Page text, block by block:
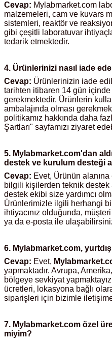
(Orbital Shaker)
(Lineer Shaker)
Kabinleri
Kapları
Buz Yapma Makineleri
Sıvıları
Hunileri
Cevap: Mylabmarket.com
malzemeleri, cam ve kuvars
sistemleri, reaktör ve
gibi çeşitli laboratuvar
tedarik etmektedir.
4. Ürünlerinizi nasıl iade
Cevap: Ürünlerinizin iade
tarihten itibaren 14 gün
gerekmektedir. Ürünlerin
ambalajında olması
politikamız hakkında daha
Şartları" sayfamızı ziyaret
5. Mylabmarket.com'dan
destek ve kurulum desteği
Cevap: Evet, Ürünün
bilgili kişilerden teknik destek
destek ekibi size yardımcı
Ürünlerimizle ilgili herhangi
ihtiyacınız olduğunda,
ya da e-posta ile
6. Mylabmarket.com,
Cevap: Evet,
yapmaktadır. Avrupa,
bölgeye sevkiyat
ücretleri, lokasyona bağlı
siparişleri için bizimle
7. Mylabmarket.com özel
miyim?